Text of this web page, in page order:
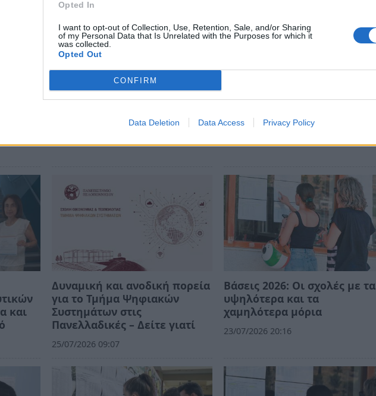
Opted In
I want to opt-out of Collection, Use, Retention, Sale, and/or Sharing
of my Personal Data that Is Unrelated with the Purposes for which it
was collected.
Opted Out
CONFIRM
Data Deletion Data Access Privacy Policy
IT
και
Δυναμική και ανοδική πορεία
για το Τμήμα Ψηφιακών
Συστημάτων στις
Πανελλαδικές – Δείτε γιατί
25/07/2026 09:07
Βάσεις 2026: Οι σχολές με τα
υψηλότερα και τα
χαμηλότερα μόρια
23/07/2026 20:16